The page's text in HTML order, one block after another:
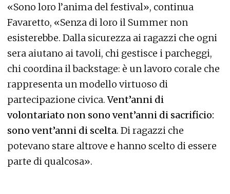
«Sono loro l’anima del festival», continua
Favaretto, «Senza di loro il Summer non
esisterebbe. Dalla sicurezza ai ragazzi che ogni
sera aiutano ai tavoli, chi gestisce i parcheggi,
chi coordina il backstage: è un lavoro corale che
rappresenta un modello virtuoso di
partecipazione civica.Vent’anni di
volontariato non sono vent’anni di sacrificio:
sono vent’anni di scelta. Di ragazzi che
potevano stare altrove e hanno scelto di essere
parte di qualcosa».